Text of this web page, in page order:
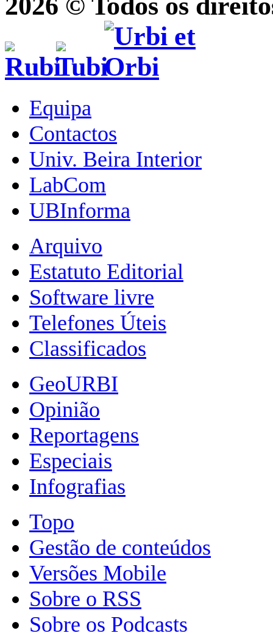
Equipa
Contactos
Univ. Beira Interior
LabCom
UBInforma
Arquivo
Estatuto Editorial
Software livre
Telefones Úteis
Classificados
GeoURBI
Opinião
Reportagens
Especiais
Infografias
Topo
Gestão de conteúdos
Versões Mobile
Sobre o RSS
Sobre os Podcasts